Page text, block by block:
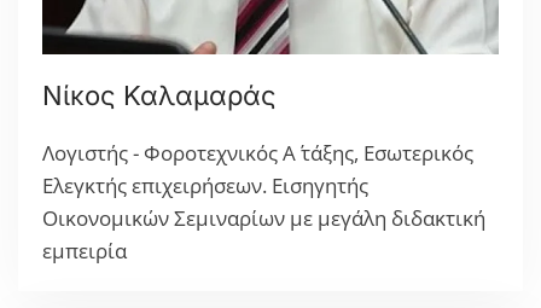
Νίκος Καλαμαράς
Λογιστής - Φοροτεχνικός Α΄ τάξης, Εσωτερικός
Ελεγκτής επιχειρήσεων. Εισηγητής
Οικονομικών Σεμιναρίων με μεγάλη διδακτική
εμπειρία